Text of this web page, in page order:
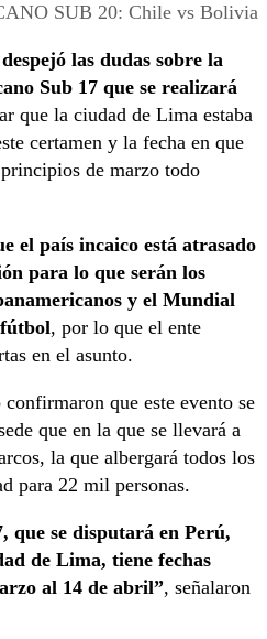
SUB 20: Chile vs Bolivia
las dudas sobre la
Sub 17 que se realizará
que la ciudad de Lima estaba
certamen y la fecha en que
de marzo todo
el país incaico está atrasado
para lo que serán los
y el Mundial
, por lo que el ente
en el asunto.
que este evento se
que en la que se llevará a
la que albergará todos los
para 22 mil personas.
que se disputará en Perú,
de Lima, tiene fechas
al 14 de abril”, señalaron